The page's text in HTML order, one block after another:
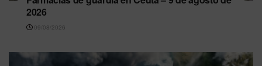
2026
09/08/2026